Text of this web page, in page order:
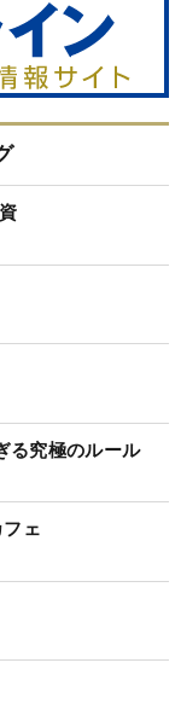
究極のルール
ェ